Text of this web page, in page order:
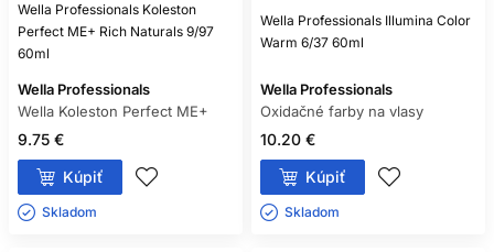
Wella Professionals Koleston
Perfect ME+ Rich Naturals 9/97
60ml
Wella Professionals
Wella Koleston Perfect ME+
9.75 €
Kúpiť
Skladom ㅤ
Wella Professionals Illumina Color
Warm 6/37 60ml
Wella Professionals
Oxidačné farby na vlasy
10.20 €
Kúpiť
Skladom ㅤ